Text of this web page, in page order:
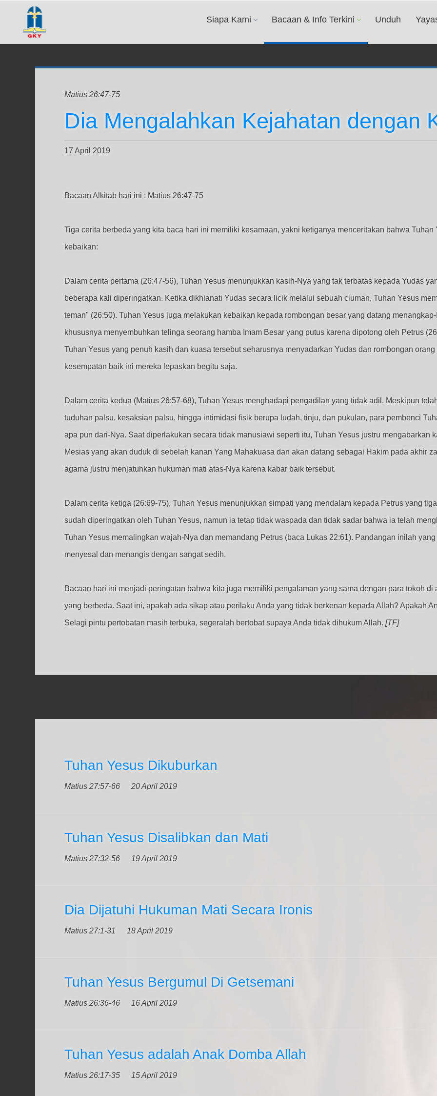
Siapa Kami Bacaan & Info Terkini Unduh
Matius 26:47-75
Dia Mengalahkan Kejahatan dengan
17 April 2019
Bacaan Alkitab hari ini : Matius 26:47-75
Tiga cerita berbeda yang kita baca hari ini memiliki kesamaan, yakni ketiganya menceritakan bahwa
kebaikan:
Dalam cerita pertama (26:47-56), Tuhan Yesus menunjukkan kasih-Nya yang tak terbatas kepada Yudas
beberapa kali diperingatkan. Ketika dikhianati Yudas secara licik melalui sebuah ciuman, Tuhan Yesus
teman" (26:50). Tuhan Yesus juga melakukan kebaikan kepada rombongan besar yang datang
khususnya menyembuhkan telinga seorang hamba Imam Besar yang putus karena dipotong oleh Petrus
Tuhan Yesus yang penuh kasih dan kuasa tersebut seharusnya menyadarkan Yudas dan rombongan
kesempatan baik ini mereka lepaskan begitu saja.
Dalam cerita kedua (Matius 26:57-68), Tuhan Yesus menghadapi pengadilan yang tidak adil. Meskipun
tuduhan palsu, kesaksian palsu, hingga intimidasi fisik berupa ludah, tinju, dan pukulan, para pembenci
apa pun dari-Nya. Saat diperlakukan secara tidak manusiawi seperti itu, Tuhan Yesus justru mengabarkan
Mesias yang akan duduk di sebelah kanan Yang Mahakuasa dan akan datang sebagai Hakim pada akhir
agama justru menjatuhkan hukuman mati atas-Nya karena kabar baik tersebut.
Dalam cerita ketiga (26:69-75), Tuhan Yesus menunjukkan simpati yang mendalam kepada Petrus yang
sudah diperingatkan oleh Tuhan Yesus, namun ia tetap tidak waspada dan tidak sadar bahwa ia telah
Tuhan Yesus memalingkan wajah-Nya dan memandang Petrus (baca Lukas 22:61). Pandangan inilah
menyesal dan menangis dengan sangat sedih.
Bacaan hari ini menjadi peringatan bahwa kita juga memiliki pengalaman yang sama dengan para tokoh
yang berbeda. Saat ini, apakah ada sikap atau perilaku Anda yang tidak berkenan kepada Allah? Apakah
Selagi pintu pertobatan masih terbuka, segeralah bertobat supaya Anda tidak dihukum Allah. [TF]
Tuhan Yesus Dikuburkan
Matius 27:57-66 20 April 2019
Tuhan Yesus Disalibkan dan Mati
Matius 27:32-56 19 April 2019
Dia Dijatuhi Hukuman Mati Secara Ironis
Matius 27:1-31 18 April 2019
Tuhan Yesus Bergumul Di Getsemani
Matius 26:36-46 16 April 2019
Tuhan Yesus adalah Anak Domba Allah
Matius 26:17-35 15 April 2019